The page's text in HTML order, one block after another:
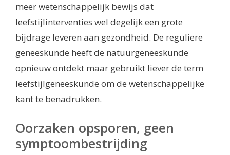
meer wetenschappelijk bewijs dat
leefstijlinterventies wel degelijk een grote
bijdrage leveren aan gezondheid. De reguliere
geneeskunde heeft de natuurgeneeskunde
opnieuw ontdekt maar gebruikt liever de term
leefstijlgeneeskunde om de wetenschappelijke
kant te benadrukken.
Oorzaken opsporen, geen
symptoombestrijding